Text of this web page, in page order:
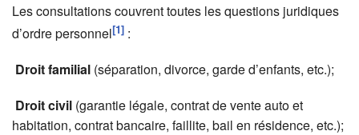
Les consultations couvrent toutes les questions juridiques
d’ordre personnel[1] :
Droit familial (séparation, divorce, garde d’enfants, etc.);
Droit civil (garantie légale, contrat de vente auto et
habitation, contrat bancaire, faillite, bail en résidence, etc.);